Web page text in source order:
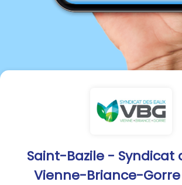
Saint-Bazile - Syndicat
Vienne-Briance-Gorre